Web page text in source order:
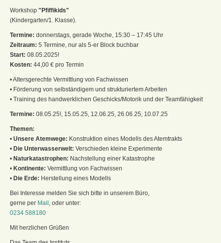
Workshop "Pfiffikids"
(Kindergarten/1. Klasse).
Termine: donnerstags, gerade Woche, 15:30 – 17:45 Uhr
Zeitraum: 5 Termine, nur als 5-er Block buchbar
Start: 08.05.2025!
Kosten: 44,00 € pro Termin
• Altersgerechte Vermittlung von Fachwissen
• Förderung von selbständigem und strukturiertem Arbeiten
• Training des handwerklichen Geschicks/Motorik und der Teamfähigkeit
Termine: 08.05.25!, 15.05.25, 12.06.25, 26.06.25, 10.07.25
Themen:
• Unsere Atemwege: Konstruktion eines Modells des Atemtrakts
• Die Unterwasserwelt: Verschieden kleine Experimente
• Naturkatastrophen: Nachstellung einer Katastrophe
• Kontinente: Vermittlung von Fachwissen
• Die Erde: Herstellung eines Modells
Bei Interesse melden Sie sich bitte in unserem Büro,
gerne per Mail , oder unter:
0234 588180
Mit herzlichen Grüßen